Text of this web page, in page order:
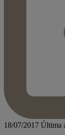
18/07/2017 Última